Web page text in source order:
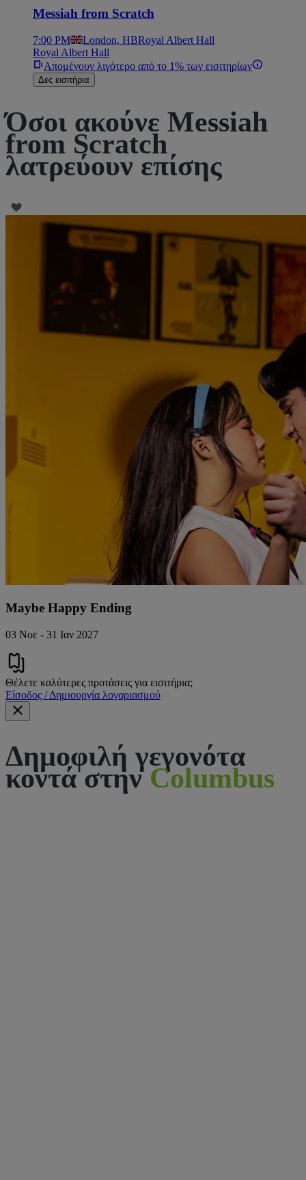
Messiah from Scratch
7:00 PM London, ΗΒRoyal Albert Hall
Royal Albert Hall
Απομένουν λιγότερο από το 1% των εισιτηρίων
Δες εισιτήρια
Όσοι ακούνε Messiah
from Scratch
λατρεύουν επίσης
Maybe Happy Ending
03 Νοε - 31 Ιαν 2027
Θέλετε καλύτερες προτάσεις για εισιτήρια;
Είσοδος / Δημιουργία λογαριασμού
Δημοφιλή γεγονότα
κοντά στηνColumbus